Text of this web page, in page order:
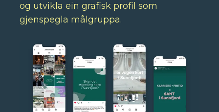
og utvikla ein grafisk profil som
gjenspegla målgruppa.